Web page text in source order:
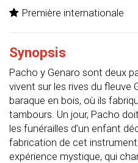
Première internationale
Synopsis
Pacho y Genaro sont deux
vivent sur les rives du fleuve
baraque en bois, où ils
tambours. Un jour, Pacho
les funérailles d’un enfant
fabrication de cet
expérience mystique, qui